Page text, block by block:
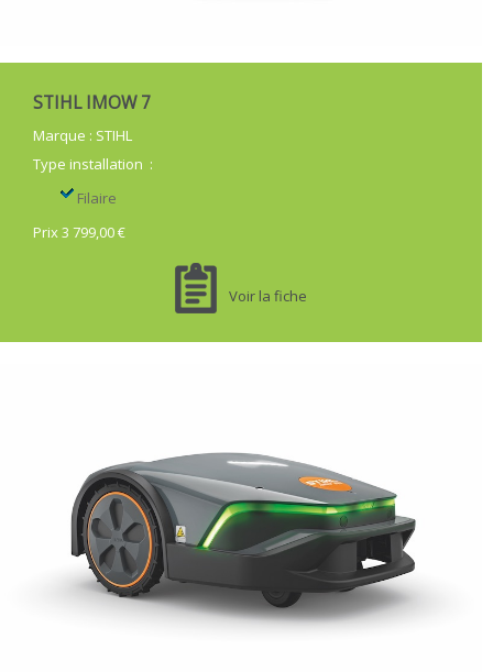
STIHL IMOW 7
Marque : STIHL
Type installation :
Filaire
Prix 3 799,00 €
Voir la fiche